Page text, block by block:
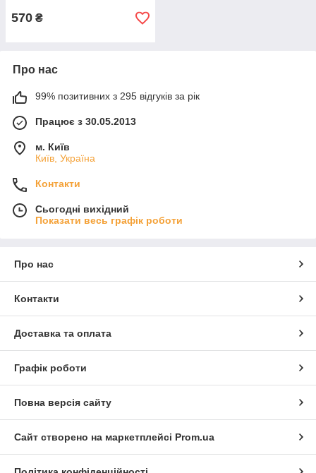
570 ₴
Про нас
99% позитивних з 295 відгуків за рік
Працює з 30.05.2013
м. Київ
Київ, Україна
Контакти
Сьогодні вихідний
Показати весь графік роботи
Про нас
Контакти
Доставка та оплата
Графік роботи
Повна версія сайту
Сайт створено на маркетплейсі Prom.ua